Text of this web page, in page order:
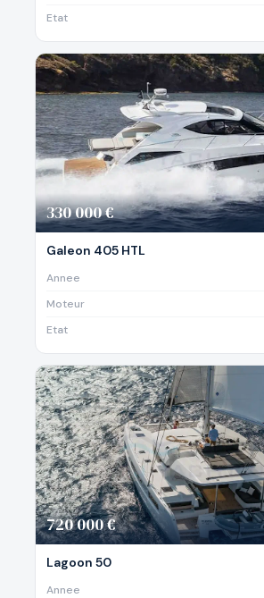
Etat
330 000 €
Galeon 405 HTL
Annee
Moteur
Etat
720 000 €
Lagoon 50
Annee